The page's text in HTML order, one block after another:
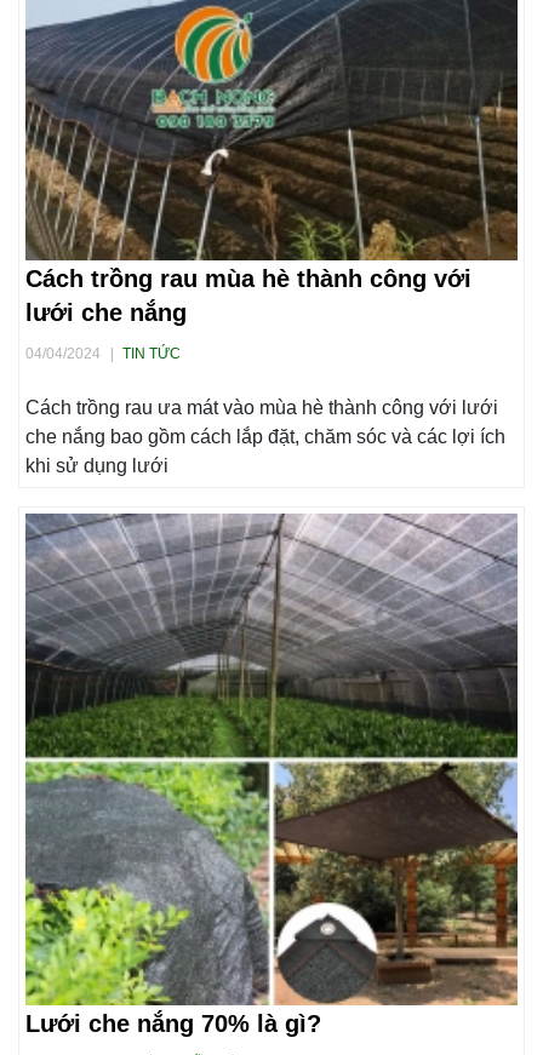
Cách trồng rau mùa hè thành công với
lưới che nắng
04/04/2024 TIN TỨC
Cách trồng rau ưa mát vào mùa hè thành công với lưới
che nắng bao gồm cách lắp đặt, chăm sóc và các lợi ích
khi sử dụng lưới
Lưới che nắng 70% là gì?